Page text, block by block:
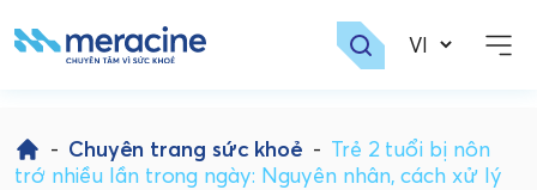
to
content
- Chuyên trang sức khoẻ - Trẻ 2 tuổi bị nôn
trớ nhiều lần trong ngày: Nguyên nhân, cách xử lý